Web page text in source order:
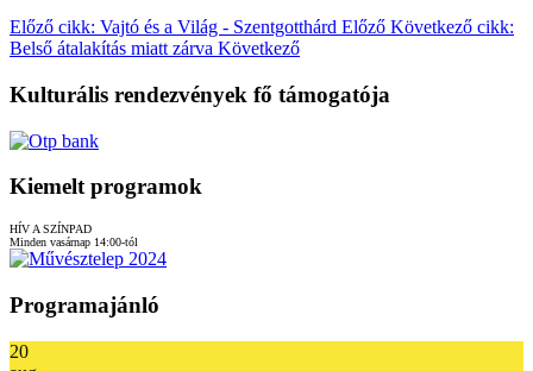
Előző cikk: Vajtó és a Világ - Szentgotthárd Előző Következő cikk:
Belső átalakítás miatt zárva Következő
Kulturális rendezvények fő támogatója
Kiemelt programok
HÍV A SZÍNPAD
Minden vasárnap 14:00-tól
Programajánló
20